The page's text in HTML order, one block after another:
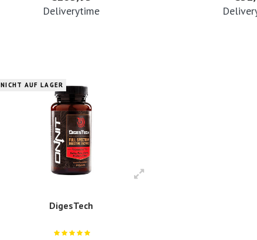
Deliverytime
NICHT AUF LAGER
DigesTech